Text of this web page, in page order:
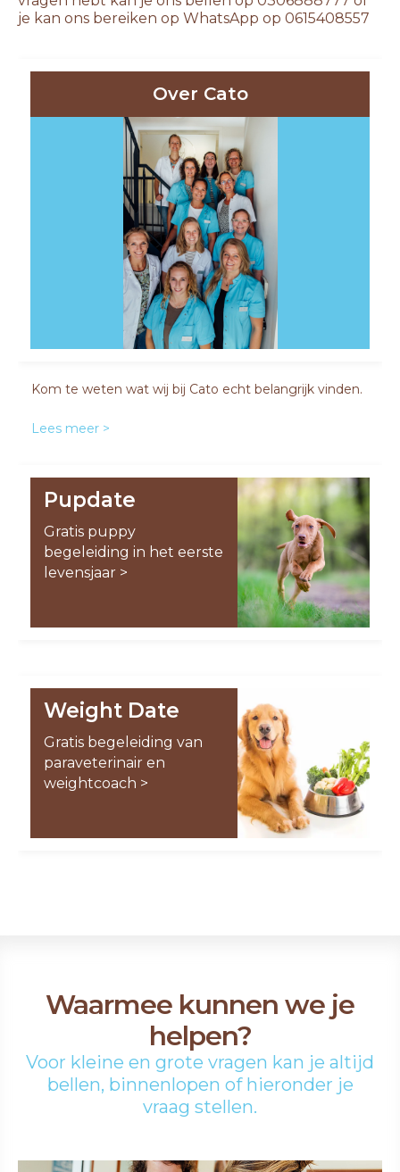
je kan ons bereiken op WhatsApp op 0615408557
Over Cato
Kom te weten wat wij bij Cato echt belangrijk vinden.
Lees meer >
Pupdate
Gratis puppy
begeleiding in het eerste
levensjaar >
Weight Date
Gratis begeleiding van
paraveterinair en
weightcoach >
Waarmee kunnen we je
helpen?
Voor kleine en grote vragen kan je altijd
bellen, binnenlopen of hieronder je
vraag stellen.